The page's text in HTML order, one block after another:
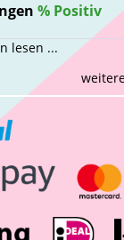
% Positiv
lesen ...